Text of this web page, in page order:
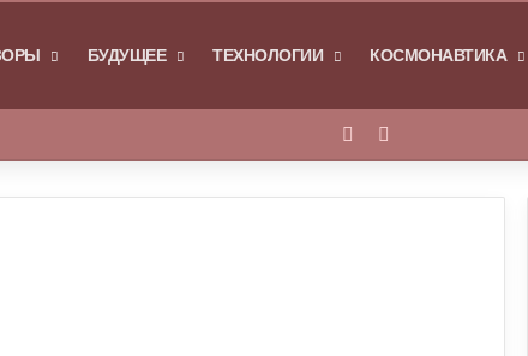
БУДУЩЕЕ ТЕХНОЛОГИИ КОСМОНАВТИКА
Войти